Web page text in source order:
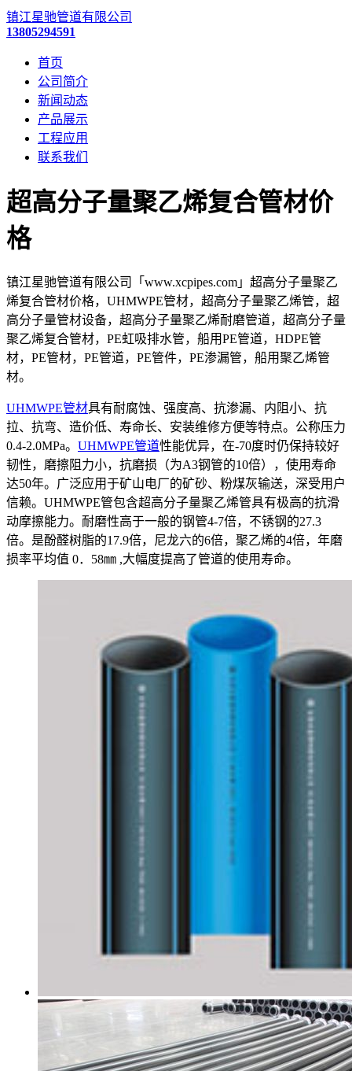
镇江星驰管道有限公司
13805294591
首页
公司简介
新闻动态
产品展示
工程应用
联系我们
超高分子量聚乙烯复合管材价
格
镇江星驰管道有限公司「www.xcpipes.com」超高分子量聚乙
烯复合管材价格，UHMWPE管材，超高分子量聚乙烯管，超
高分子量管材设备，超高分子量聚乙烯耐磨管道，超高分子量
聚乙烯复合管材，PE虹吸排水管，船用PE管道，HDPE管
材，PE管材，PE管道，PE管件，PE渗漏管，船用聚乙烯管
材。
UHMWPE管材具有耐腐蚀、强度高、抗渗漏、内阻小、抗
拉、抗弯、造价低、寿命长、安装维修方便等特点。公称压力
0.4-2.0MPa。 UHMWPE管道性能优异，在-70度时仍保持较好
韧性，磨擦阻力小，抗磨损（为A3钢管的10倍），使用寿命
达50年。广泛应用于矿山电厂的矿砂、粉煤灰输送，深受用户
信赖。UHMWPE管包含超高分子量聚乙烯管具有极高的抗滑
动摩擦能力。耐磨性高于一般的钢管4-7倍，不锈钢的27.3
倍。是酚醛树脂的17.9倍，尼龙六的6倍，聚乙烯的4倍，年磨
损率平均值 0．58㎜ ,大幅度提高了管道的使用寿命。